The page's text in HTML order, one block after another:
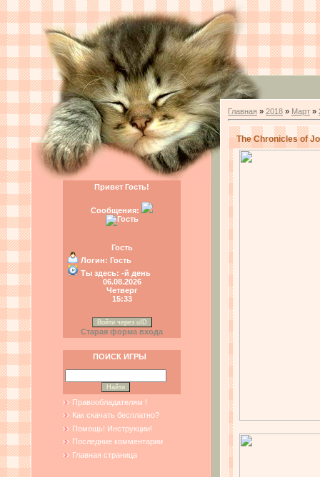
Привет Гость!
Сообщения:
Гость
Логин: Гость
Ты здесь: -й день
06.08.2026
Четверг
15:33
Войти через uID
Старая форма входа
ПОИСК ИГРЫ
Правообладателям !
Как скачать бесплатно?
Помощь! Инструкции!
Последние комментарии
Главная страница
Главная » 2018 » Март »
The Chronicles of